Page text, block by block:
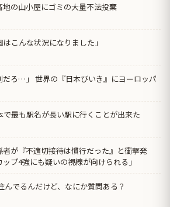
地の山小屋にゴミの大量不法投棄
はこんな状況になりました」
だろ…」 世界の『日本びいき』にヨーロッパ
最も駅名が長い駅に行くことが出来た
者が『不適切接待は慣行だった』と衝撃発
プ4強にも疑いの視線が向けられる」
んでるんだけど、なにか質問ある？